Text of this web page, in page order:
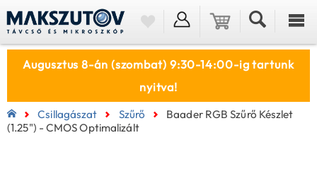
Augusztus 8-án (szombat) 9:30-14:00-ig tartunk
nyitva!
Csillagászat Szűrő
Baader RGB Szűrő Készlet
(1.25") - CMOS Optimalizált